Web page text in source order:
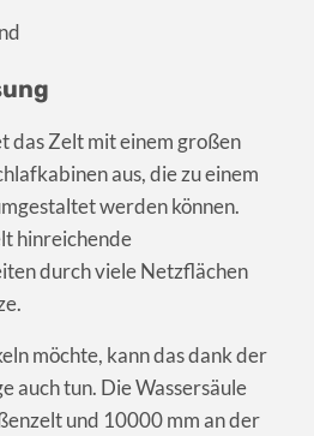
das Zelt mit einem großen
aus, die zu einem
werden können.
hinreichende
durch viele Netzflächen
möchte, kann das dank der
auch tun. Die Wassersäule
und 10000 mm an der